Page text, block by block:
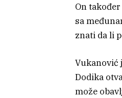
On
sa
znati da li
Vukanović
Dodika
može